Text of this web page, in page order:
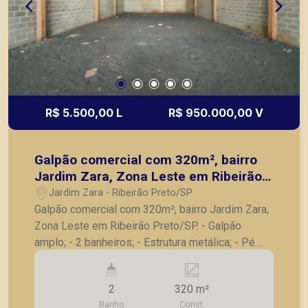
fará parte da locação, somente para venda
incluso. Seja para vender, alugar ou adquirir seu
imóvel entre em contato com a Piramid Imóveis,
a sua imobiliária em Ribeirão Preto.
R$ 5.500,00 L R$ 950.000,00 V
Galpão comercial com 320m², bairro
Jardim Zara, Zona Leste em Ribeirão
Preto/SP.
Jardim Zara - Ribeirão Preto/SP
Galpão comercial com 320m², bairro Jardim Zara,
Zona Leste em Ribeirão Preto/SP. - Galpão
amplo; - 2 banheiros; - Estrutura metálica; - Pé
direito de 8 metros; - Entrada e saída de
caminhões; - Fácil acesso a rodovia. A Piramid
tem como objetivo atender seus clientes com
2
Banho
320 m²
Const.